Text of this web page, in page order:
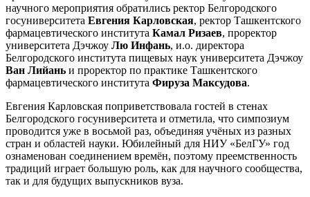
научного мероприятия обратились ректор Белгородского
госуниверситета Евгения Карловская, ректор Ташкентского
фармацевтического института Камал Ризаев, проректор
университета Дэчжоу Лю Инфань, и.о. директора
Белгородского института пищевых наук университета Дэчжоу
Ван Лийань и проректор по практике Ташкентского
фармацевтического института Фируза Максудова.
Евгения Карловская поприветствовала гостей в стенах
Белгородского госуниверситета и отметила, что симпозиум
проводится уже в восьмой раз, объединяя учёных из разных
стран и областей науки. Юбилейный для НИУ «БелГУ» год
ознаменован соединением времён, поэтому преемственность
традиций играет большую роль, как для научного сообщества,
так и для будущих выпускников вуза.